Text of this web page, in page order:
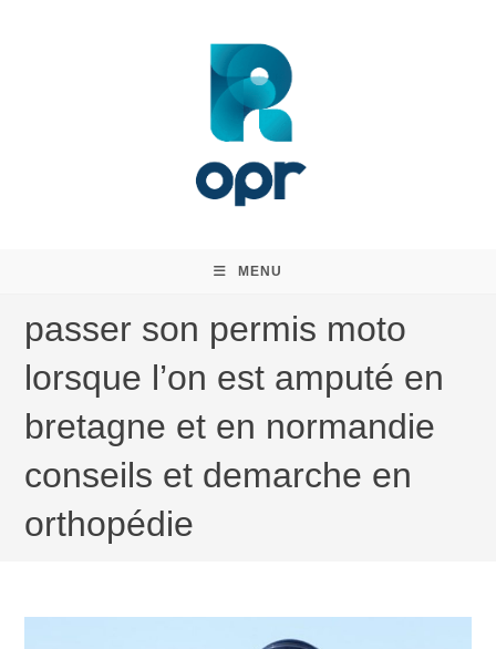
MENU
passer son permis moto
lorsque l’on est amputé en
bretagne et en normandie
conseils et demarche en
orthopédie